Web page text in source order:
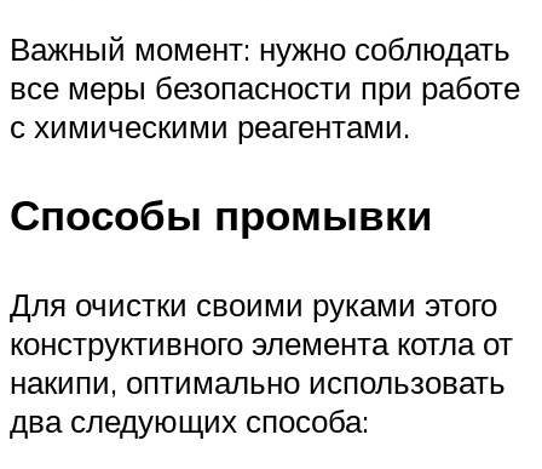
Важный момент: нужно соблюдать
все меры безопасности при работе
с химическими реагентами.
Способы промывки
Для очистки своими руками этого
конструктивного элемента котла от
накипи, оптимально использовать
два следующих способа: